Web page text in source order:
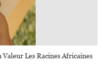
Valeur Les Racines Africaines